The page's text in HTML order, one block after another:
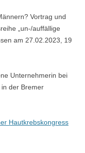
Vortrag und
„un-/auffällige
am 27.02.2023, 19
Unternehmerin bei
in der Bremer
Hautkrebskongress